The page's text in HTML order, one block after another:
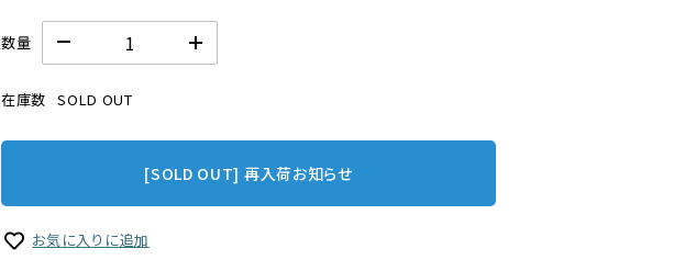
数量
在庫数 SOLD OUT
[SOLD OUT] 再入荷お知らせ
お気に入りに追加